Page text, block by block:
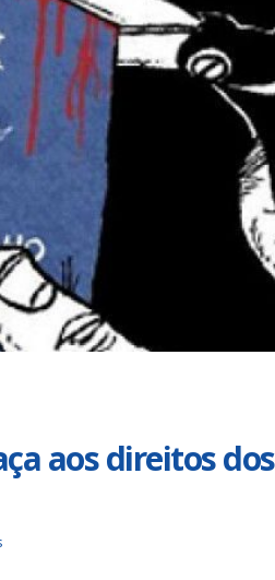
aos direitos
Duas chapas inscritas para a
eleição do SINDISAN; pleito
acontece de 21 a 24 de julho
de 2026
Urbanitários participam de
reunião do Comitê de
Saneamento do ConCidades
de 2026
Trabalhadores da Iguá
Sergipe rejeitam
4